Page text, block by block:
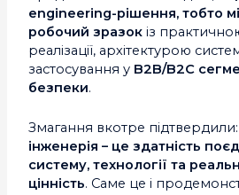
engineering-рішення, тобто
робочий зразок із
реалізації, архітектурою
застосування у B2B/B2C
безпеки.
Змагання вкотре підтвердили:
інженерія – це здатність
систему, технології та
цінність. Саме це і